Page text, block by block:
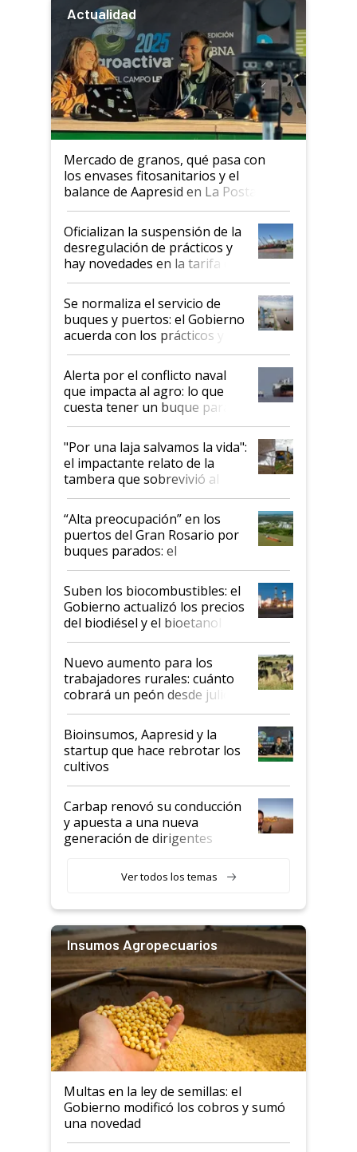
Actualidad
Mercado de granos, qué pasa con
los envases fitosanitarios y el
balance de Aapresid en La Posta
Oficializan la suspensión de la
desregulación de prácticos y
hay novedades en la tarifa de
la hidrovía
Se normaliza el servicio de
buques y puertos: el Gobierno
acuerda con los prácticos y
suspende el decreto de
desregulación
Alerta por el conflicto naval
que impacta al agro: lo que
cuesta tener un buque parado
y el peligro de que Argentina
pase a ser "país sucio"
"Por una laja salvamos la vida":
el impactante relato de la
tambera que sobrevivió al
tornado
“Alta preocupación” en los
puertos del Gran Rosario por
buques parados: el
funcionamiento de las
exportadoras en tensión tras
la medida de fuerza de los
prácticos
Suben los biocombustibles: el
Gobierno actualizó los precios
del biodiésel y el bioetanol
Nuevo aumento para los
trabajadores rurales: cuánto
cobrará un peón desde julio
Bioinsumos, Aapresid y la
startup que hace rebrotar los
cultivos
Carbap renovó su conducción
y apuesta a una nueva
generación de dirigentes
Ver todos los temas
Insumos Agropecuarios
Multas en la ley de semillas: el
Gobierno modificó los cobros y sumó
una novedad